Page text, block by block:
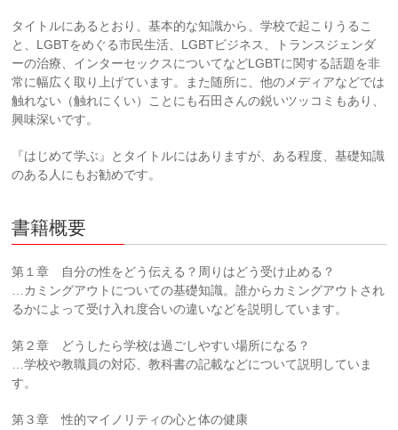
タイトルにあるとおり、基本的な知識から、学校で起こりうるこ
と、LGBTをめぐる市民生活、LGBTビジネス、トランスジェンダ
ーの治療、インターセックスについてなどLGBTに関する話題を非
常に幅広く取り上げています。また随所に、他のメディアなどでは
触れない（触れにくい）ことにも石田さんの鋭いツッコミもあり、
興味深いです。
『はじめて学ぶ』とタイトルにはありますが、ある程度、基礎知識
のある人にもお勧めです。
書籍概要
第１章 自分の性をどう伝える？周りはどう受け止める？
…カミングアウトについての基礎知識。誰からカミングアウトされ
るかによって受け入れ度合いの違いなどを説明しています。
第２章 どうしたら学校は過ごしやすい場所になる？
…学校や教職員の対応、教科書の記載などについて説明していま
す。
第３章 性的マイノリティの心と体の健康